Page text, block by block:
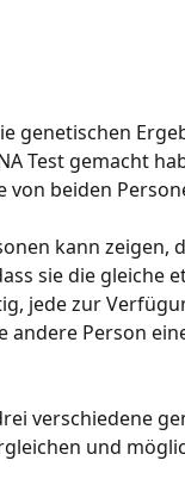
genetischen
Test gemacht
beiden
kann zeigen,
sie die gleiche
jede zur
Person
verschiedene
und